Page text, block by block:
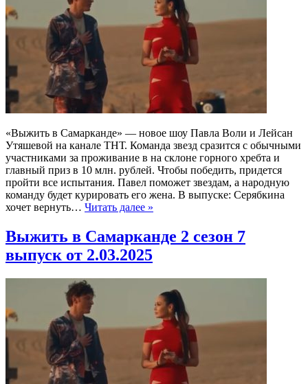
«Выжить в Самарканде» — новое шоу Павла Воли и Лейсан
Утяшевой на канале ТНТ. Команда звезд сразится с обычными
участниками за проживание в на склоне горного хребта и
главный приз в 10 млн. рублей. Чтобы победить, придется
пройти все испытания. Павел поможет звездам, а народную
команду будет курировать его жена. В выпуске: Серябкина
хочет вернуть… Читать далее »
Выжить в Самарканде 2 сезон 7
выпуск от 2.03.2025